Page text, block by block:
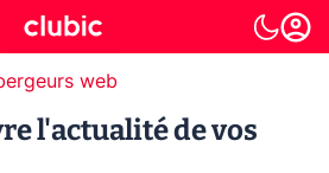
web
l'actualité de vos